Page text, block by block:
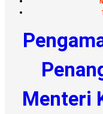
Menteri